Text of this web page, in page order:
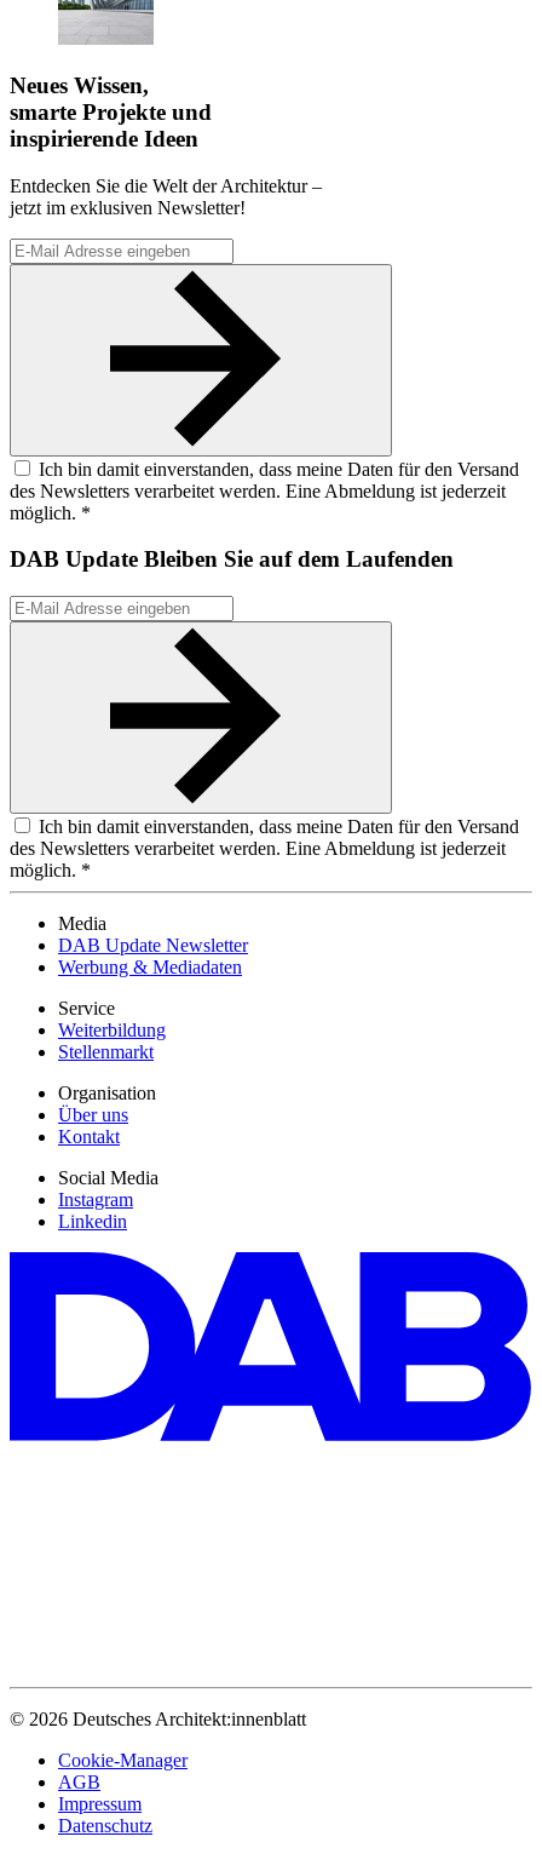
Neues Wissen,
smarte Projekte und
inspirierende Ideen
Entdecken Sie die Welt der Architektur –
jetzt im exklusiven Newsletter!
Ich bin damit einverstanden, dass meine Daten für den Versand
des Newsletters verarbeitet werden. Eine Abmeldung ist jederzeit
möglich. *
DAB Update Bleiben Sie auf dem Laufenden
Ich bin damit einverstanden, dass meine Daten für den Versand
des Newsletters verarbeitet werden. Eine Abmeldung ist jederzeit
möglich. *
Media
DAB Update Newsletter
Werbung & Mediadaten
Service
Weiterbildung
Stellenmarkt
Organisation
Über uns
Kontakt
Social Media
Instagram
Linkedin
© 2026 Deutsches Architekt:innenblatt
Cookie-Manager
AGB
Impressum
Datenschutz